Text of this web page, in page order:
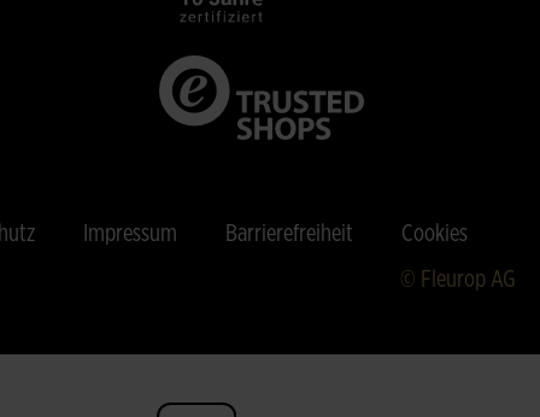
Impressum Barrierefreiheit
Cookies
© Fleurop AG